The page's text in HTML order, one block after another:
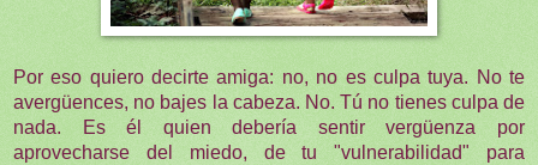
Por eso quiero decirte amiga: no, no es culpa tuya. No te
avergüences, no bajes la cabeza. No. Tú no tienes culpa de
nada. Es él quien debería sentir vergüenza por
aprovecharse del miedo, de tu "vulnerabilidad" para